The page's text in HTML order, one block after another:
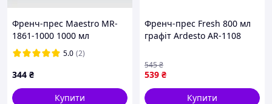
Френч-прес Maestro MR-
1861-1000 1000 мл
коричневий pelican
5.0 (2)
344 ₴
Купити
Френч-прес Fresh 800 мл
графіт Ardesto AR-1108
539 ₴
545₴
Купити